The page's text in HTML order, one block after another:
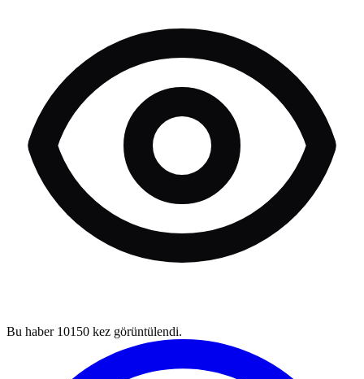
Bu haber 10150 kez görüntülendi.